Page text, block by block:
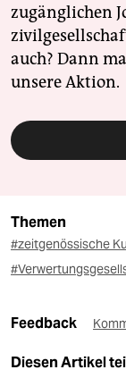
zugänglichen
auch? Dann
unsere Aktion.
Themen
#zeitgenössische
Feedback
Diesen Artikel